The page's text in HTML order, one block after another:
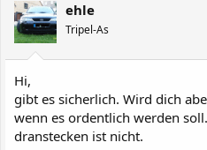
ehle
Tripel-As
Hi,
gibt es sicherlich. Wird dich
wenn es ordentlich werden
dranstecken ist nicht.